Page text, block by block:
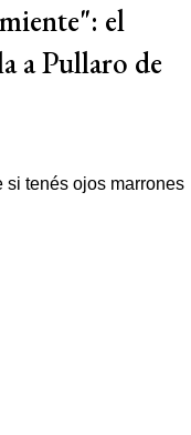
el
a Pullaro de